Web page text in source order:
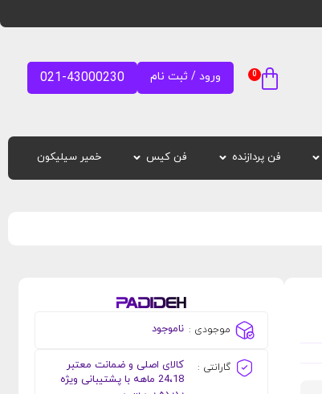
0 ورود / ثبت نام 021-43000230
فن پردازنده فن کیس خمیر سیلیکون
موجودی : ناموجود
گارانتی :
کالای اصلی و ضمانت معتبر
24،18 ماهه با پشتیبانی ویژه